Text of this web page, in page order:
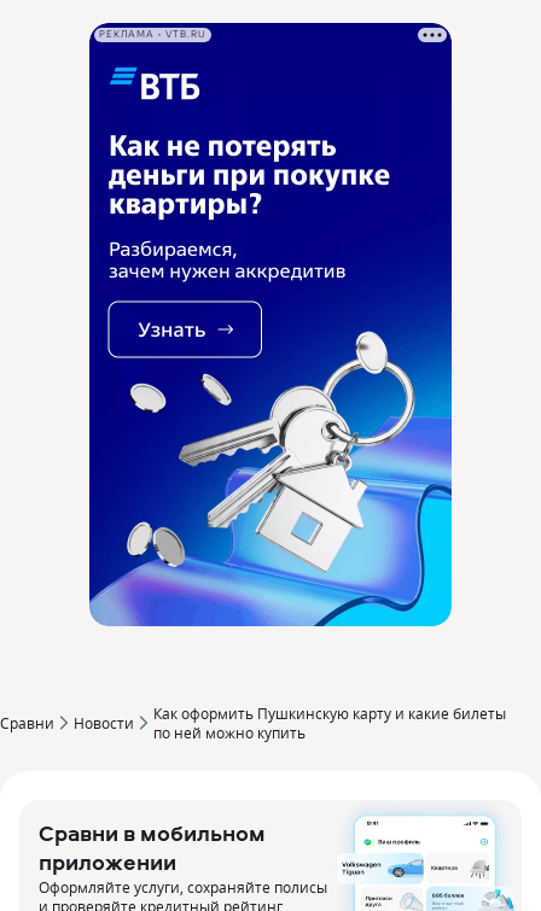
РЕКЛАМА • VTB.RU
Сравни Новости
Как оформить Пушкинскую карту и какие билеты
по ней можно купить
Сравни в мобильном
приложении
Оформляйте услуги, сохраняйте полисы
и проверяйте кредитный рейтинг